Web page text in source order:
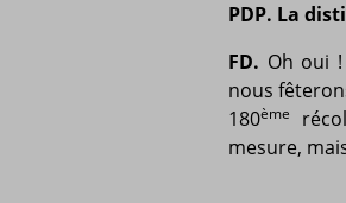
PDP. La
FD. Oh oui
nous
180ème
mesure,